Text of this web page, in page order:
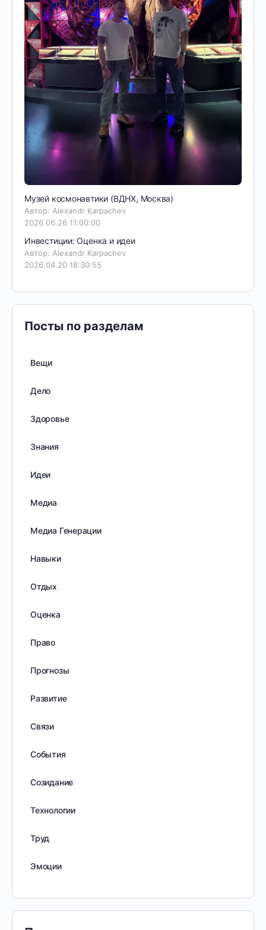
Музей космонавтики (ВДНХ, Москва)
Автор: Alexandr Karpachev
2026.06.26 11:00:00
Инвестиции: Оценка и идеи
Автор: Alexandr Karpachev
2026.04.20 18:30:55
Посты по разделам
Вещи
Дело
Здоровье
Знания
Идеи
Медиа
Медиа Генерации
Навыки
Отдых
Оценка
Право
Прогнозы
Развитие
Связи
События
Созидание
Технологии
Труд
Эмоции